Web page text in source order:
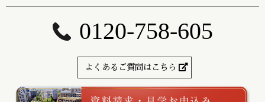
0120-758-605
よくあるご質問はこちら